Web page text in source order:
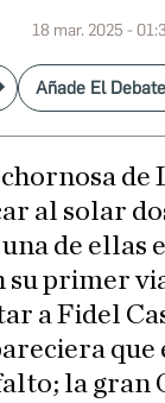
18 mar. 2025 -
Añade El
de
al solar
de ellas
su primer
a Fidel
la gran